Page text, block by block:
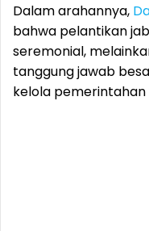
Dalam arahannya,
bahwa pelantikan
seremonial,
tanggung jawab
kelola pemerintahan